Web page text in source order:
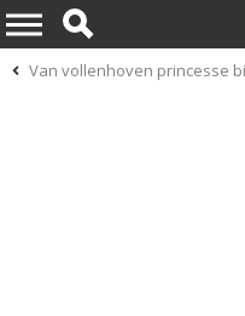
Van vollenhoven princesse